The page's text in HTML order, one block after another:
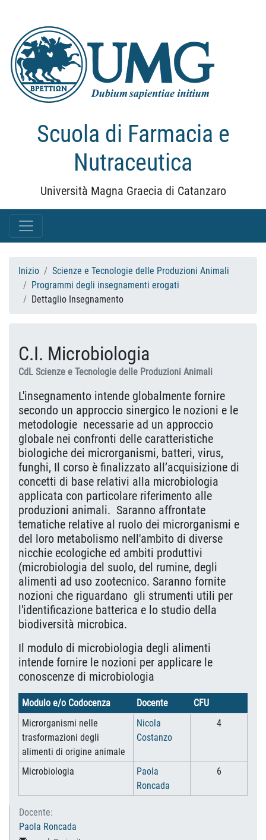
Scuola di Farmacia e
Nutraceutica
Università Magna Graecia di Catanzaro
Inizio
Scienze e Tecnologie delle Produzioni Animali
Programmi degli insegnamenti erogati
Dettaglio Insegnamento
C.I. Microbiologia
CdL Scienze e Tecnologie delle Produzioni Animali
L'insegnamento intende globalmente fornire
secondo un approccio sinergico le nozioni e le
metodologie necessarie ad un approccio
globale nei confronti delle caratteristiche
biologiche dei microrganismi, batteri, virus,
funghi, Il corso è finalizzato all’acquisizione di
concetti di base relativi alla microbiologia
applicata con particolare riferimento alle
produzioni animali. Saranno affrontate
tematiche relative al ruolo dei microrganismi e
del loro metabolismo nell'ambito di diverse
nicchie ecologiche ed ambiti produttivi
(microbiologia del suolo, del rumine, degli
alimenti ad uso zootecnico. Saranno fornite
nozioni che riguardano gli strumenti utili per
l'identificazione batterica e lo studio della
biodiversità microbica.
Il modulo di microbiologia degli alimenti
intende fornire le nozioni per applicare le
conoscenze di microbiologia
Modulo e/o Codocenza Docente
CFU
Microrganismi nelle
trasformazioni degli
alimenti di origine animale
Nicola
Costanzo
4
Microbiologia
Paola
Roncada
6
Docente:
Paola Roncada